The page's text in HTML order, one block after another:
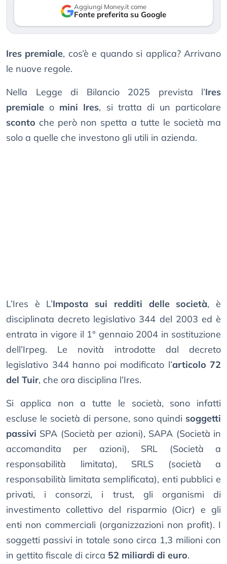
Aggiungi Money.it come
Fonte preferita su Google
Ires premiale, cos’è e quando si applica? Arrivano
le nuove regole.
Nella Legge di Bilancio 2025 prevista l’Ires
premiale o mini Ires, si tratta di un particolare
sconto che però non spetta a tutte le società ma
solo a quelle che investono gli utili in azienda.
L’Ires è L’Imposta sui redditi delle società, è
disciplinata decreto legislativo 344 del 2003 ed è
entrata in vigore il 1° gennaio 2004 in sostituzione
dell’Irpeg. Le novità introdotte dal decreto
legislativo 344 hanno poi modificato l’articolo 72
del Tuir, che ora disciplina l’Ires.
Si applica non a tutte le società, sono infatti
escluse le società di persone, sono quindi soggetti
passivi SPA (Società per azioni), SAPA (Società in
accomandita per azioni), SRL (Società a
responsabilità limitata), SRLS (società a
responsabilità limitata semplificata), enti pubblici e
privati, i consorzi, i trust, gli organismi di
investimento collettivo del risparmio (Oicr) e gli
enti non commerciali (organizzazioni non profit). I
soggetti passivi in totale sono circa 1,3 milioni con
in gettito fiscale di circa 52 miliardi di euro.